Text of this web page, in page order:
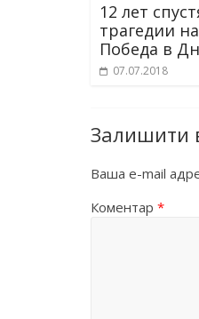
12 лет
трагедии
Победа в
07.07.2018
Залишити
Ваша e-mail
Коментар *